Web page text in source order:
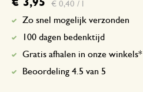
€ 3,95 € 0,40 / l
Zo snel mogelijk verzonden
100 dagen bedenktijd
Gratis afhalen in onze winkels*
Beoordeling 4.5 van 5